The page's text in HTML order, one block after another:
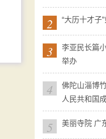
2 “大历十才子
3
李亚民长篇
举办
4
佛陀山淄博
人民共和国
5 美丽寺院 广